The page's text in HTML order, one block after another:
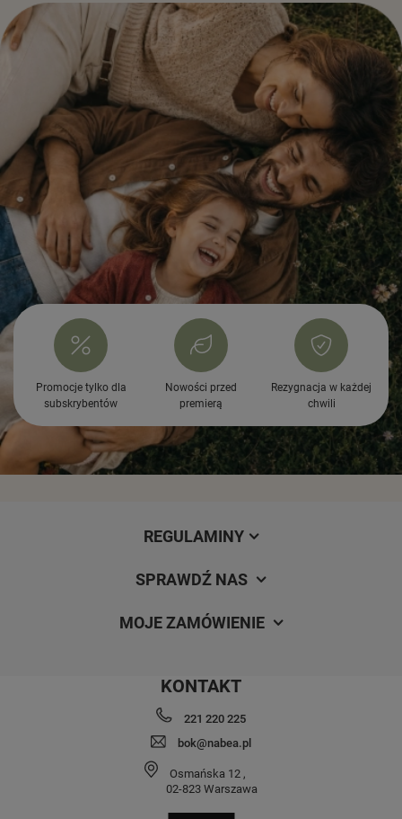
Promocje tylko dla
subskrybentów
Nowości przed
premierą
Rezygnacja w każdej
chwili
REGULAMINY
SPRAWDŹ NAS
MOJE ZAMÓWIENIE
KONTAKT
221 220 225
bok@nabea.pl
Osmańska 12 ,
02-823 Warszawa